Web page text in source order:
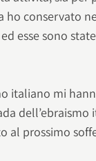
ho conservato
esse sono
italiano mi
al prossimo